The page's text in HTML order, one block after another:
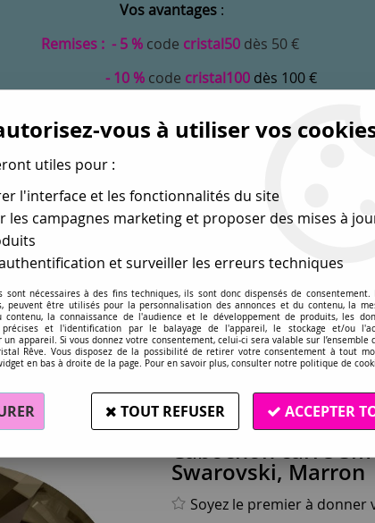
Vos avantages:
Remises : - 5 % code cristal50dès 50 €
- 10 % code cristal100dès 100 €
PERLES EN GROS APPRÊTS
les perlespour la créationde bijoux depuis plus de
Cabochon carré Smoky Quartz 4470 12 mm x1 – cristal
Swarovski®
Cabochon carré
Swarovski, Marron
Soyez le premier à donner
vous à utiliser vos
utiles pour :
l'interface et les fonctionnalités du site
les campagnes marketing et proposer des mises à
et surveiller les erreurs techniques
sont nécessaires à des fins techniques, ils sont donc dispensés de consentement.
peuvent être utilisés pour la personnalisation des annonces et du contenu, la
contenu, la connaissance de l'audience et le développement de produits, les
précises et l'identification par le balayage de l'appareil, le stockage et/ou
appareil. Si vous donnez votre consentement, celui-ci sera valable sur l’ensemble
Rêve. Vous disposez de la possibilité de retirer votre consentement à tout
en bas à droite de la page. Pour en savoir plus, consulter notre politique de
TOUT REFUSER ACCEPTER